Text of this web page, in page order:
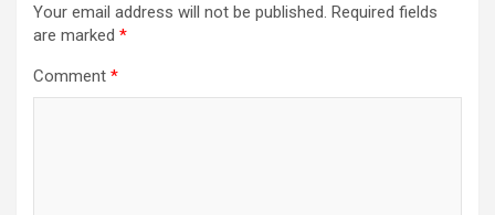
Your email address will not be published. Required fields
are marked *
Comment *